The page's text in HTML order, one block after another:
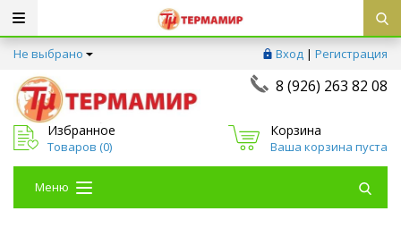
Не выбрано Вход | Регистрация
8 (926) 263 82 08
Избранное
Товаров (0)
Корзина
Ваша корзина пуста
Меню